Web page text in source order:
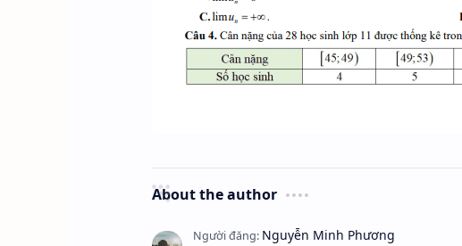
About the author